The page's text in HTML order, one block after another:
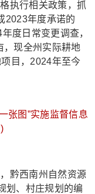
执行相关政策，抓
2023年度承诺的
度日常变更调查，
，现全州实际耕地
目，2024年至今
张图”实施监督信息
黔西南州自然资源
划、村庄规划的编